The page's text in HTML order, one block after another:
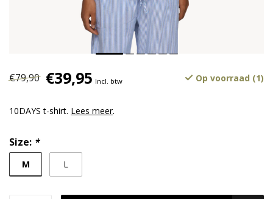
€79,90 €39,95 Incl. btw Op voorraad (1)
10DAYS t-shirt. Lees meer.
Size: *
M L